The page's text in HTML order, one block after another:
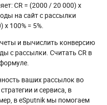
CR = (2000 / 20 000) х
на сайт с рассылки
х 100% = 5%.
и вычислить конверсию
с рассылки. Считать CR в
ваших рассылок во
и сервиса, в
в eSputnik мы помогаем